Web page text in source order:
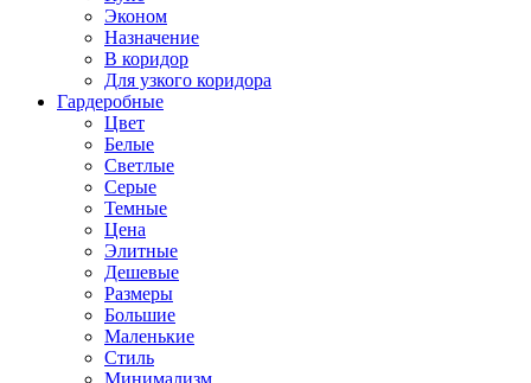
Эконом
Назначение
В коридор
Для узкого коридора
Гардеробные
Цвет
Белые
Светлые
Серые
Темные
Цена
Элитные
Дешевые
Размеры
Большие
Маленькие
Стиль
Минимализм